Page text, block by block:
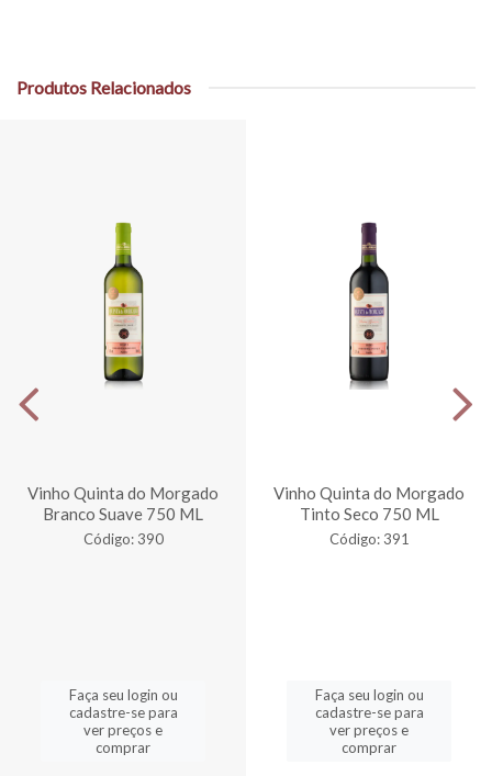
Produtos Relacionados
Vinho Quinta do Morgado
Branco Suave 750 ML
Código: 390
Faça seu login ou
cadastre-se para
ver preços e
comprar
Vinho Quinta do Morgado
Tinto Seco 750 ML
Código: 391
Faça seu login ou
cadastre-se para
ver preços e
comprar